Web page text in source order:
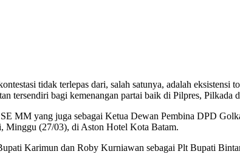
tidak terlepas dari, salah satunya, adalah
tersendiri bagi kemenangan partai baik di Pilpres, Pilkada
MM yang juga sebagai Ketua Dewan Pembina DPD
Minggu (27/03), di Aston Hotel Kota Batam.
Karimun dan Roby Kurniawan sebagai Plt Bupati